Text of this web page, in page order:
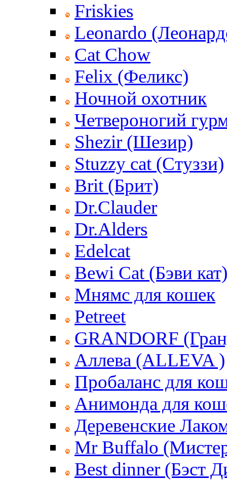
Friskies
Leonardo
Cat Chow
Felix (Феликс)
Ночной охотник
Четвероногий
Shezir (Шезир)
Stuzzy cat (Стуззи)
Brit (Брит)
Dr.Clauder
Dr.Alders
Edelcat
Bewi Cat (Бэви кат)
Мнямс для кошек
Petreet
GRANDORF
Аллева (ALLEVA )
Пробаланс для
Анимонда для
Деревенские
Mr Buffalo
Best dinner (Бэст